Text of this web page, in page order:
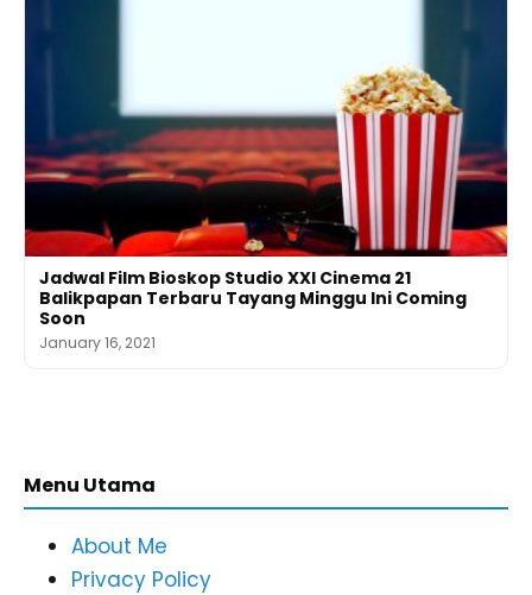
Jadwal Film Bioskop Studio XXI Cinema 21
Balikpapan Terbaru Tayang Minggu Ini Coming
Soon
January 16, 2021
Menu Utama
About Me
Privacy Policy